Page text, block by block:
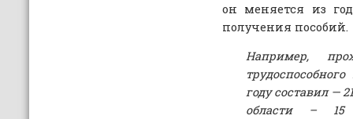
он меняется из
получения пособий.
Например,
году составил —
области –